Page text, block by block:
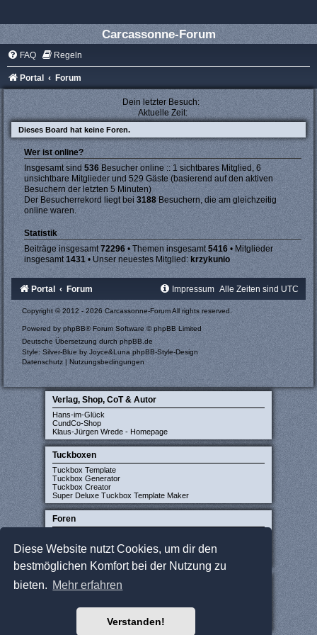
Diese Website nutzt Cookies, um dir den
bestmöglichen Komfort bei der Nutzung zu
bieten. Mehr erfahren
Verstanden!
Carcassonne-Forum
FAQ Regeln
Portal Forum
Dein letzter Besuch:
Aktuelle Zeit:
Dieses Board hat keine Foren.
Wer ist online?
Insgesamt sind536Besucher online :: 1 sichtbares Mitglied, 6
unsichtbare Mitglieder und 529 Gäste (basierend auf den aktiven
Besuchern der letzten 5 Minuten)
Der Besucherrekord liegt bei3188Besuchern, die am gleichzeitig
online waren.
Statistik
Beiträge insgesamt72296• Themen insgesamt5416 • Mitglieder
insgesamt1431 • Unser neuestes Mitglied: krzykunio
Portal Forum Alle Zeiten sind UTC
Impressum
Copyright © 2012 - 2026 Carcassonne-Forum All rights reserved.
Powered by phpBB® Forum Software © phpBB Limited
Deutsche Übersetzung durch phpBB.de
Style: Silver-Blue by Joyce&Luna phpBB-Style-Design
Datenschutz | Nutzungsbedingungen
Verlag, Shop, CoT & Autor
Hans-im-Glück
CundCo-Shop
Klaus-Jürgen Wrede - Homepage
Tuckboxen
Tuckbox Template
Tuckbox Generator
Tuckbox Creator
Super Deluxe Tuckbox Template Maker
Foren
CarcassonneCentral (englisch)
Carcassonne Latvija (lettisch)
Carcassonne CZ (tschechisch)
Sonstige Seiten
Gesellschaftsspieler gesucht
BoardGameGeek